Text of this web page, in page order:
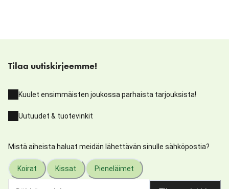
Tilaa uutiskirjeemme!
Kuulet ensimmäisten joukossa parhaista tarjouksista!
Uutuudet & tuotevinkit
Mistä aiheista haluat meidän lähettävän sinulle sähköpostia?
Koirat Kissat Pieneläimet